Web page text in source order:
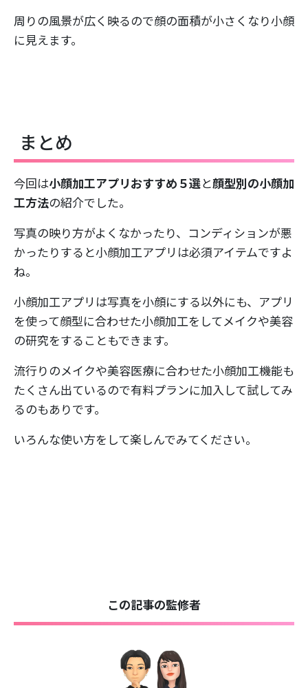
周りの風景が広く映るので顔の面積が小さくなり小顔
に見えます。
まとめ
今回は小顔加工アプリおすすめ５選と顔型別の小顔加
工方法の紹介でした。
写真の映り方がよくなかったり、コンディションが悪
かったりすると小顔加工アプリは必須アイテムですよ
ね。
小顔加工アプリは写真を小顔にする以外にも、アプリ
を使って顔型に合わせた小顔加工をしてメイクや美容
の研究をすることもできます。
流行りのメイクや美容医療に合わせた小顔加工機能も
たくさん出ているので有料プランに加入して試してみ
るのもありです。
いろんな使い方をして楽しんでみてください。
この記事の監修者